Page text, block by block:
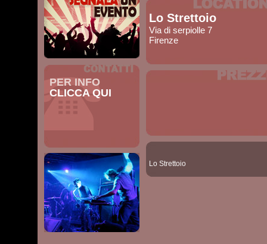
PER INFO
CLICCA QUI
Lo Strettoio
Via di serpiolle 7
Firenze
Lo Strettoio